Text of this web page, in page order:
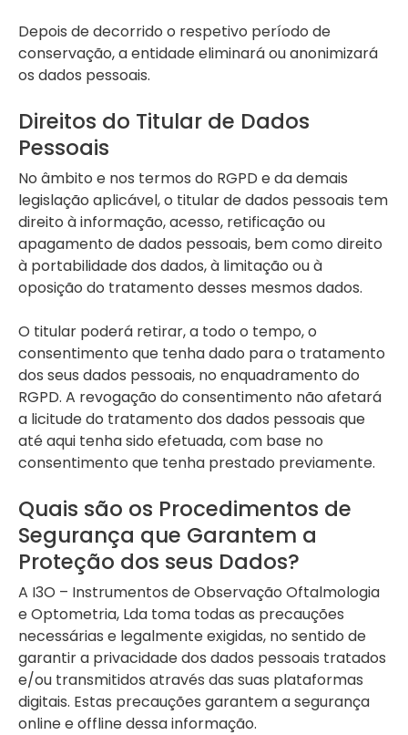
Depois de decorrido o respetivo período de
conservação, a entidade eliminará ou anonimizará
os dados pessoais.
Direitos do Titular de Dados
Pessoais
No âmbito e nos termos do RGPD e da demais
legislação aplicável, o titular de dados pessoais tem
direito à informação, acesso, retificação ou
apagamento de dados pessoais, bem como direito
à portabilidade dos dados, à limitação ou à
oposição do tratamento desses mesmos dados.
O titular poderá retirar, a todo o tempo, o
consentimento que tenha dado para o tratamento
dos seus dados pessoais, no enquadramento do
RGPD. A revogação do consentimento não afetará
a licitude do tratamento dos dados pessoais que
até aqui tenha sido efetuada, com base no
consentimento que tenha prestado previamente.
Quais são os Procedimentos de
Segurança que Garantem a
Proteção dos seus Dados?
A I3O – Instrumentos de Observação Oftalmologia
e Optometria, Lda toma todas as precauções
necessárias e legalmente exigidas, no sentido de
garantir a privacidade dos dados pessoais tratados
e/ou transmitidos através das suas plataformas
digitais. Estas precauções garantem a segurança
online e offline dessa informação.